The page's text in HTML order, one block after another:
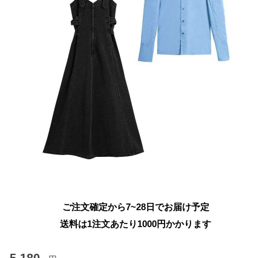
ご注文確定から7~28日でお届け予定
送料は1注文あたり 1000円かかります